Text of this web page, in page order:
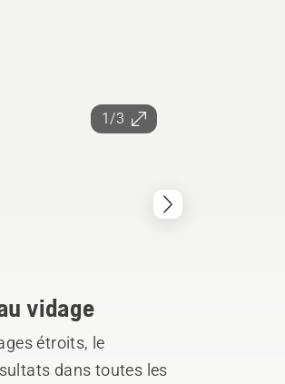
1/3
vidage
étroits, le
dans toutes les